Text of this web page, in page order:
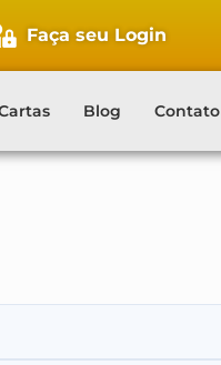
Faça seu Login
Blog Contato